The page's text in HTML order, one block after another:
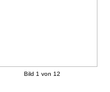
Bild 1 von 12